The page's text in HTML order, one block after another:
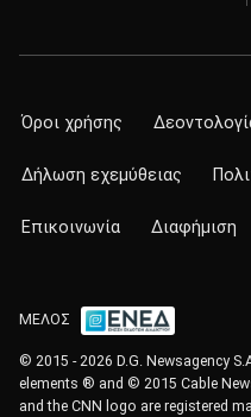
Όροι χρήσης
Δήλωση εχεμύθειας
Επικοινωνία Διαφήμιση
ΜΕΛΟΣ
© 2015 - 2026 D.G. Newsagency
elements ® and © 2015 Cable
and the CNN logo are registered